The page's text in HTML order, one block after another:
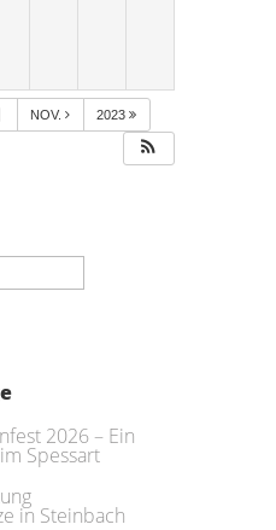
NOV. 2023
2026 – Ein
Spessart
in Steinbach